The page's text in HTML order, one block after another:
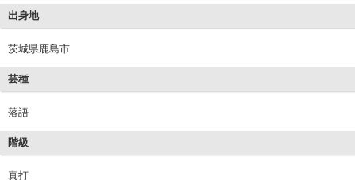
出身地
茨城県鹿島市
芸種
落語
階級
真打